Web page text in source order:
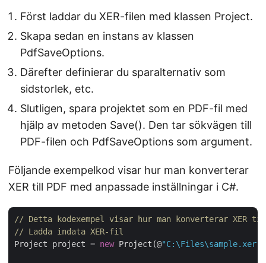
Först laddar du XER-filen med klassen Project.
Skapa sedan en instans av klassen
PdfSaveOptions.
Därefter definierar du sparalternativ som
sidstorlek, etc.
Slutligen, spara projektet som en PDF-fil med
hjälp av metoden Save(). Den tar sökvägen till
PDF-filen och PdfSaveOptions som argument.
Följande exempelkod visar hur man konverterar
XER till PDF med anpassade inställningar i C#.
// Detta kodexempel visar hur man konverterar XER
// Ladda indata XER-fil
Project project = new Project(@"C:\Files\sample.xer"